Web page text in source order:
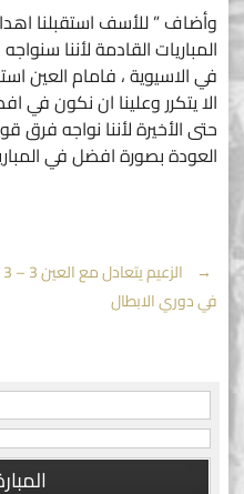
وأضاف ” للأسف استقبلنا
المباريات القادمة لأننا
في الاسيوية ، فامام العين
الا يتكرر وعلينا ان نكون في
حتى الأخيرة لأننا نواجه فرق
العودة بصورة افضل في
Post
←
الزعيم يتعادل مع العين 3 – 3
في دوري الابطال